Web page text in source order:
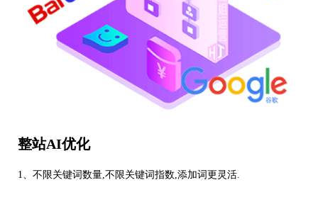
整站AI优化
1、不限关键词数量,不限关键词指数,添加词更灵活.